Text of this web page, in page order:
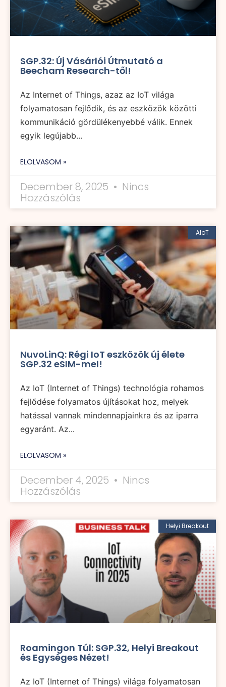
SGP.32: Új Vásárlói Útmutató a
Beecham Research-től!
Az Internet of Things, azaz az IoT világa
folyamatosan fejlődik, és az eszközök közötti
kommunikáció gördülékenyebbé válik. Ennek
egyik legújabb...
ELOLVASOM »
December 8, 2025 Nincs
Hozzászólás
AIoT
NuvoLinQ: Régi IoT eszközök új élete
SGP.32 eSIM-mel!
Az IoT (Internet of Things) technológia rohamos
fejlődése folyamatos újításokat hoz, melyek
hatással vannak mindennapjainkra és az iparra
egyaránt. Az...
ELOLVASOM »
December 4, 2025 Nincs
Hozzászólás
Helyi Breakout
Roamingon Túl: SGP.32, Helyi Breakout
és Egységes Nézet!
Az IoT (Internet of Things) világa folyamatosan